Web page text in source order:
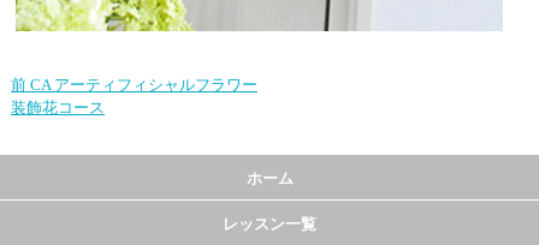
前 CA アーティフィシャルフラワー
装飾花コース
ホーム
レッスン一覧